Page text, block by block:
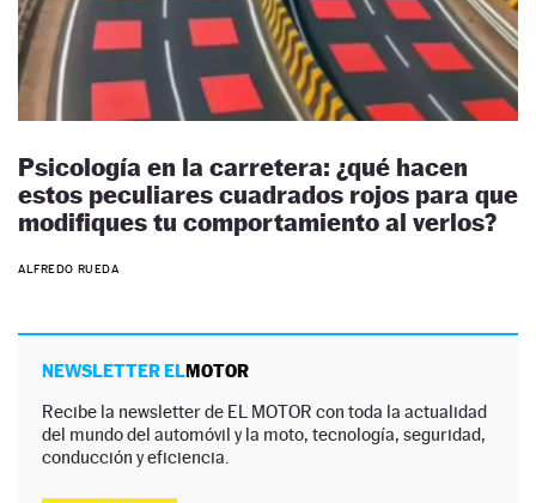
Psicología en la carretera: ¿qué hacen
estos peculiares cuadrados rojos para que
modifiques tu comportamiento al verlos?
ALFREDO RUEDA
NEWSLETTER ELMOTOR
Recibe la newsletter de EL MOTOR con toda la actualidad
del mundo del automóvil y la moto, tecnología, seguridad,
conducción y eficiencia.